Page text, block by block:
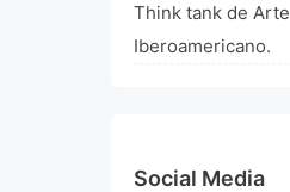
Think tank de Arte
Iberoamericano.
Social Media